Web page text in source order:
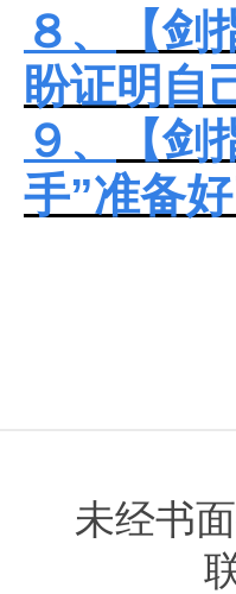
８、
【
盼证明自
９、
【
手”准备
未经书